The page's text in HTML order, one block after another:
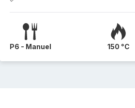
P6 - Manuel 150 °C